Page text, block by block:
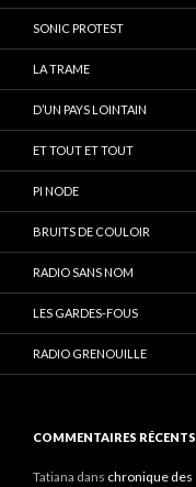
SONIC PROTEST
LA TRAME
D’UN PAYS LOINTAIN
ET TOUT ET TOUT
PI NODE
BRUITS DE COULOIR
RADIO SANS NOM
LES GARDES-FOUS
RADIO GRENOUILLE
COMMENTAIRES RÉCENTS
Tatiana dans chronique des